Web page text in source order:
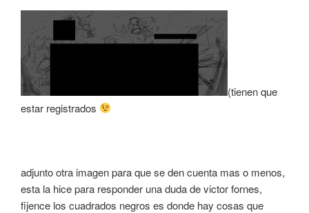
(tienen que
estar registrados
adjunto otra imagen para que se den cuenta mas o menos,
esta la hice para responder una duda de victor fornes,
fijence los cuadrados negros es donde hay cosas que